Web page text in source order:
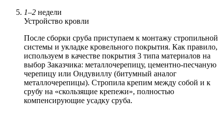
1–2 недели
Устройство кровли
После сборки сруба приступаем к монтажу стропильной
системы и укладке кровельного покрытия. Как правило,
используем в качестве покрытия 3 типа материалов на
выбор Заказчика: металлочерепицу, цементно-песчаную
черепицу или Ондувиллу (битумный аналог
металлочерепицы). Стропила крепим между собой и к
срубу на «скользящие крепежи», полностью
компенсирующие усадку сруба.